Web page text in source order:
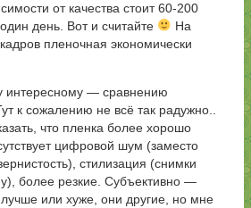
от качества стоит 60-200
день. Вот и считайте
На
пленочная экономически
интересному — сравнению
к сожалению не всё так радужно..
что пленка более хорошо
цифровой шум (заместо
стилизация (снимки
более резкие. Субъективно —
или хуже, они другие, но мне